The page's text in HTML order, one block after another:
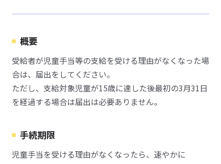
概要
受給者が児童手当等の支給を受ける理由がなくなった場
合は、届出をしてください。
ただし、支給対象児童が15歳に達した後最初の3月31日
を経過する場合は届出は必要ありません。
手続期限
児童手当を受ける理由がなくなったら、速やかに